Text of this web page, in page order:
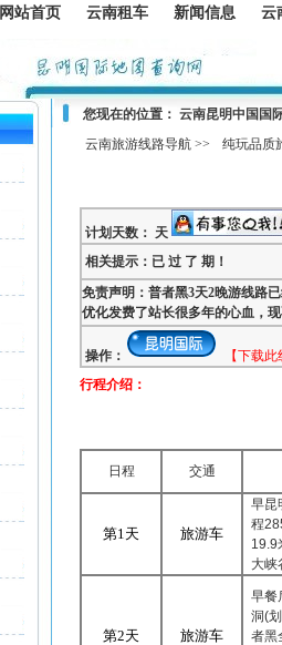
网站首页 云南租车 新闻信息 云
您现在的位置： 云南昆明中国国
云南旅游线路导航 >>
纯玩品质
计划天数： 天
相关提示：已 过 了 期！
免责声明：普者黑3天2晚游线路
优化发费了站长很多年的心血，
操作：
【下载
行程介绍：
日程 交通
第1天 旅游车
早昆
程
19.9
大峡
第2天 旅游车
早餐
洞(
者黑